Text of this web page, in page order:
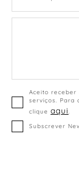
Aceito receber
serviços. Para
clique aqui.
Subscrever